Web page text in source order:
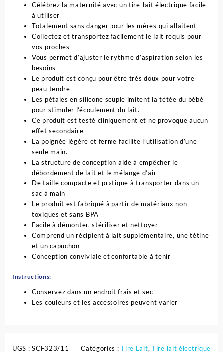
Avent
Célébrez la maternité avec un tire-lait électrique facile
à utiliser
Totalement sans danger pour les mères qui allaitent
Collectez et transportez facilement le lait requis pour
vos proches
Vous permet d’ajuster le rythme d’aspiration selon les
besoins
Le produit est conçu pour être très doux pour votre
peau tendre
Les pétales en silicone souple imitent la tétée du bébé
pour stimuler l’écoulement du lait.
Ce produit est testé cliniquement et ne provoque aucun
effet secondaire
La poignée légère et ferme facilite l’utilisation d’une
seule main.
La structure de conception aide à empêcher le
débordement de lait et le mélange d’air
De taille compacte et pratique à transporter dans un
sac à main
Le produit est fabriqué à partir de matériaux non
toxiques et sans BPA
Facile à démonter, stériliser et nettoyer
Comprend un récipient à lait supplémentaire, une tétine
et un capuchon
Conception conviviale et confortable à tenir
Instructions:
Conservez dans un endroit frais et sec
Les couleurs et les accessoires peuvent varier
UGS :SCF323/11 Catégories :Tire Lait, Tire lait électrique